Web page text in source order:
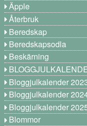
Äpple
Återbruk
Beredskap
Beredskapsodla
Beskärning
Bloggjulkalender
Bloggjulkalender
Bloggjulkalender
Blommor